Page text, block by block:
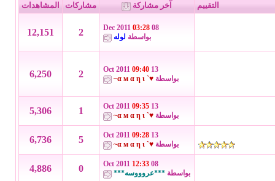
التقييم آخر مشاركة مشاركات المشاهدات
08 Dec 2011
03:28
بواسطة لوله 2
12,151
13 Oct 2011
09:40
بواسطة ♥` α м α η ι~
2
6,250
13 Oct 2011
09:35
بواسطة ♥` α м α η ι~
1
5,306
13 Oct 2011
09:28
بواسطة ♥` α м α η ι~
5
6,736
08 Oct 2011
12:33
بواسطة ***عروووسه*** 0
4,886